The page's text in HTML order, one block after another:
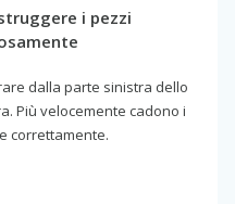
i pezzi
dalla parte sinistra dello
Più velocemente cadono i
correttamente.